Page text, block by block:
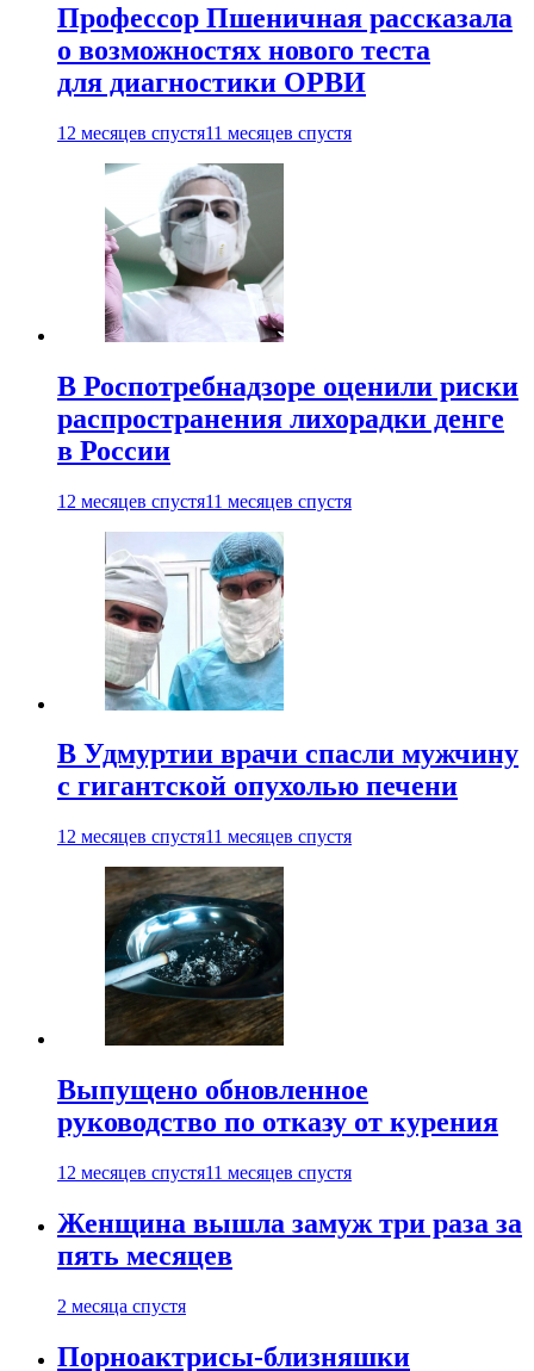
Профессор Пшеничная рассказала
о возможностях нового теста
для диагностики ОРВИ
12 месяцев спустя11 месяцев спустя
В Роспотребнадзоре оценили риски
распространения лихорадки денге
в России
12 месяцев спустя11 месяцев спустя
В Удмуртии врачи спасли мужчину
с гигантской опухолью печени
12 месяцев спустя11 месяцев спустя
Выпущено обновленное
руководство по отказу от курения
12 месяцев спустя11 месяцев спустя
Женщина вышла замуж три раза за
пять месяцев
2 месяца спустя
Порноактрисы-близняшки